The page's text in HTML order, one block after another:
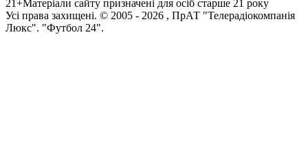
21+Матеріали сайту призначені для осіб старше 21 року
Усi права захищенi. © 2005 - 2026 , ПрАТ "Телерадіокомпанія
Люкс". "Футбол 24".